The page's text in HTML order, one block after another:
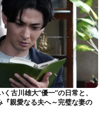
古川雄大“優一”の日常と、
『親愛なる夫へ～完璧な妻の